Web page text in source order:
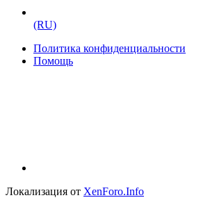
(RU)
Политика конфиденциальности
Помощь
Локализация от XenForo.Info